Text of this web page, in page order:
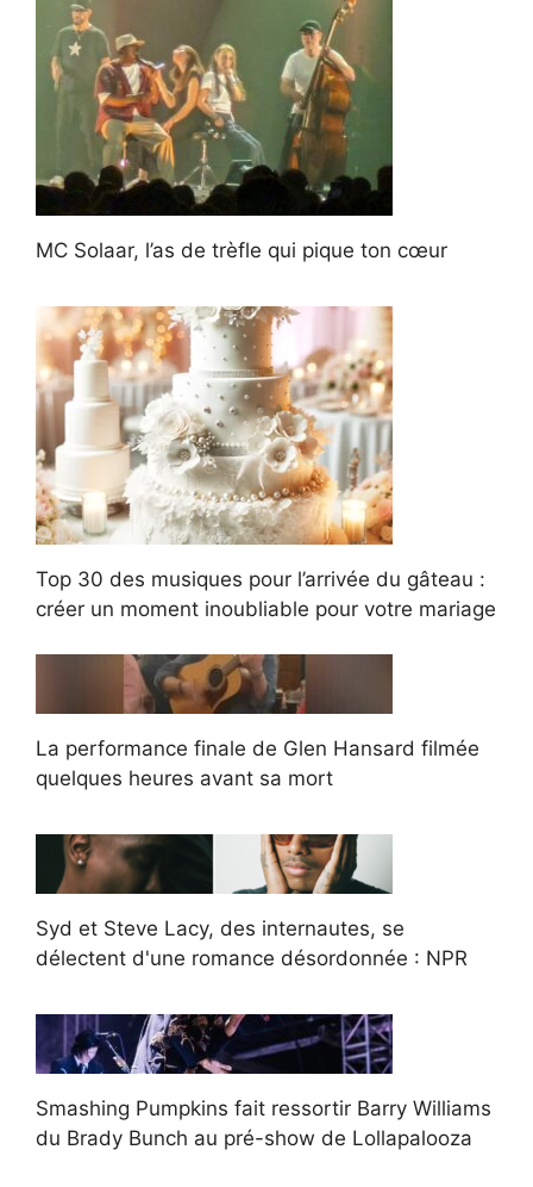
MC Solaar, l’as de trèfle qui pique ton cœur
Top 30 des musiques pour l’arrivée du gâteau :
créer un moment inoubliable pour votre mariage
La performance finale de Glen Hansard filmée
quelques heures avant sa mort
Syd et Steve Lacy, des internautes, se
délectent d'une romance désordonnée : NPR
Smashing Pumpkins fait ressortir Barry Williams
du Brady Bunch au pré-show de Lollapalooza